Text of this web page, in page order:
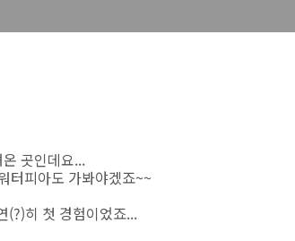
곳인데요...
터피아도 가봐야겠죠~~
(?)히 첫 경험이었죠...